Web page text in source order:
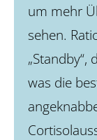
um mehr
sehen.
was die